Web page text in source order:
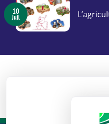
10
Juil